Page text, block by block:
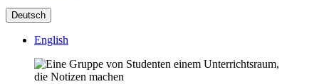
Deutsch
English